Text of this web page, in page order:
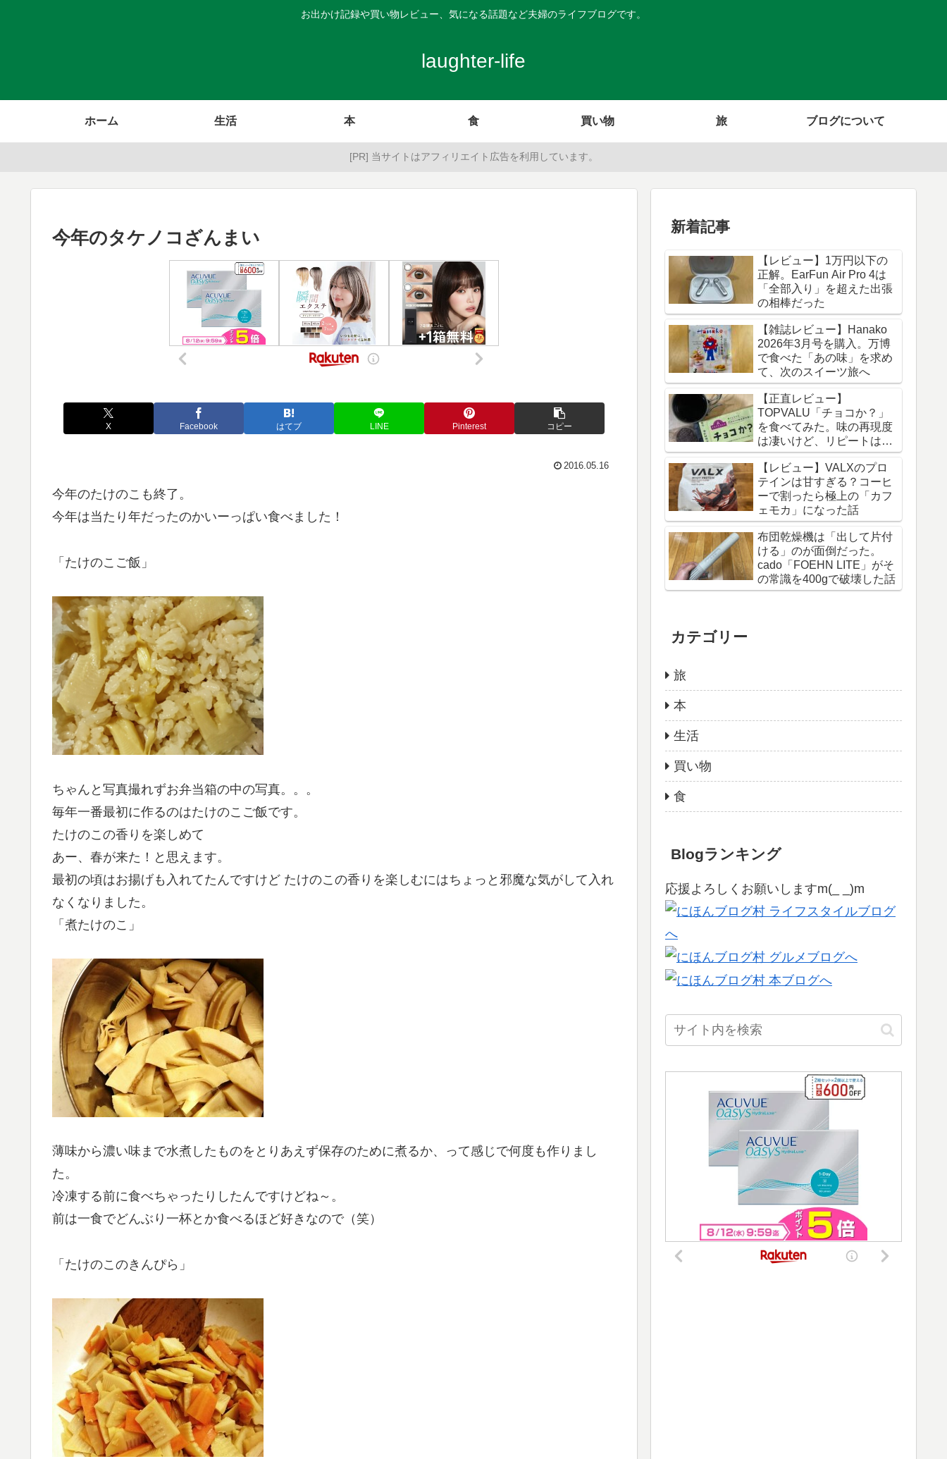
お出かけ記録や買い物レビュー、気になる話題など夫婦のライフブログです。
laughter-life
ホーム 生活 本 食 買い物 旅 ブログについて
[PR] 当サイトはアフィリエイト広告を利用しています。
今年のタケノコざんまい
X Facebook はてブ LINE Pinterest コピー
2016.05.16
今年のたけのこも終了。
今年は当たり年だったのかいーっぱい食べました！
「たけのこご飯」
ちゃんと写真撮れずお弁当箱の中の写真。。。
毎年一番最初に作るのはたけのこご飯です。
たけのこの香りを楽しめて
あー、春が来た！と思えます。
最初の頃はお揚げも入れてたんですけど たけのこの香りを楽しむにはちょっと邪魔な気がして入れ
なくなりました。
「煮たけのこ」
薄味から濃い味まで水煮したものをとりあえず保存のために煮るか、って感じで何度も作りまし
た。
冷凍する前に食べちゃったりしたんですけどね～。
前は一食でどんぶり一杯とか食べるほど好きなので（笑）
「たけのこのきんぴら」
新着記事
【レビュー】1万円以下の
正解。EarFun Air Pro 4は
「全部入り」を超えた出張
の相棒だった
【雑誌レビュー】Hanako
2026年3月号を購入。万博
で食べた「あの味」を求め
て、次のスイーツ旅へ
【正直レビュー】
TOPVALU「チョコか？」
を食べてみた。味の再現度
は凄いけど、リピートは
「なし」な理由
【レビュー】VALXのプロ
テインは甘すぎる？コーヒ
ーで割ったら極上の「カフ
ェモカ」になった話
布団乾燥機は「出して片付
ける」のが面倒だった。
cado「FOEHN LITE」がそ
の常識を400gで破壊した話
カテゴリー
旅
本
生活
買い物
食
Blogランキング
応援よろしくお願いしますm(_ _)m